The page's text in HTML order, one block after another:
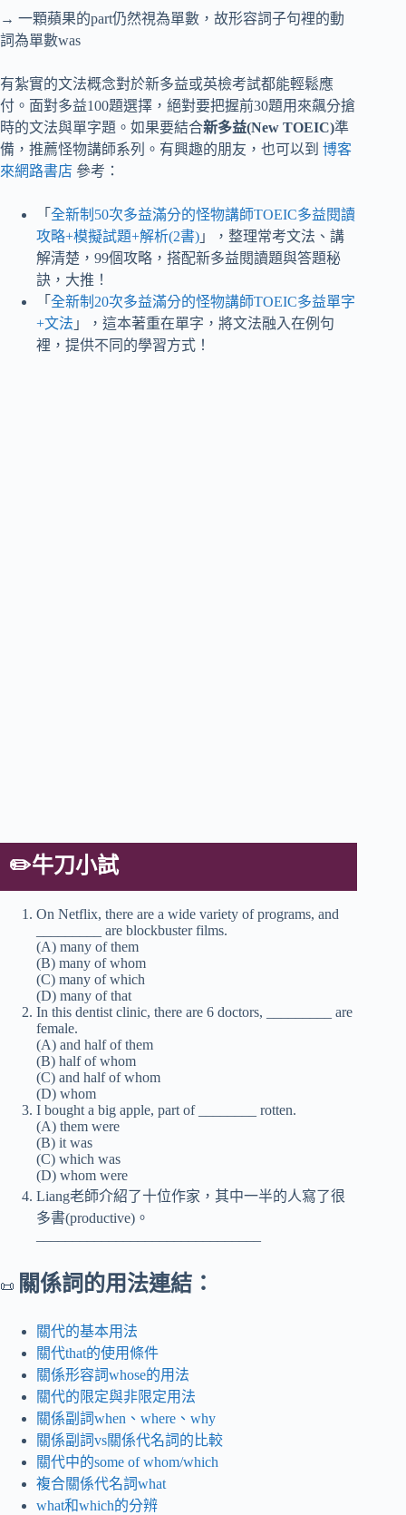
→ 一顆蘋果的part仍然視為單數，故形容詞子句裡的動
詞為單數was
有紮實的文法概念對於新多益或英檢考試都能輕鬆應
付。面對多益100題選擇，絕對要把握前30題用來飆分搶
時的文法與單字題。如果要結合新多益(New TOEIC)準
備，推薦怪物講師系列。有興趣的朋友，也可以到 博客
來網路書店 參考：
「 全新制50次多益滿分的怪物講師TOEIC多益閱讀
攻略+模擬試題+解析(2書) 」，整理常考文法、講
解清楚，99個攻略，搭配新多益閱讀題與答題秘
訣，大推！
「 全新制20次多益滿分的怪物講師TOEIC多益單字
+文法 」，這本著重在單字，將文法融入在例句
裡，提供不同的學習方式！
✏️牛刀小試
On Netflix, there are a wide variety of programs, and
_________ are blockbuster films.
(A) many of them
(B) many of whom
(C) many of which
(D) many of that
In this dentist clinic, there are 6 doctors, _________ are
female.
(A) and half of them
(B) half of whom
(C) and half of whom
(D) whom
I bought a big apple, part of ________ rotten.
(A) them were
(B) it was
(C) which was
(D) whom were
Liang老師介紹了十位作家，其中一半的人寫了很
多書(productive)。
📜 關係詞的用法連結：
關代的基本用法
關代that的使用條件
關係形容詞whose的用法
關代的限定與非限定用法
關係副詞when、where、why
關係副詞vs關係代名詞的比較
關代中的some of whom/which
複合關係代名詞what
what和which的分辨